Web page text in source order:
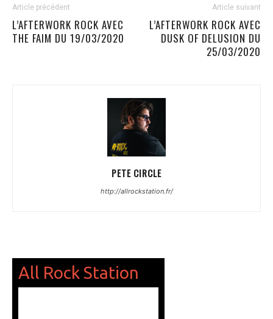
Article précédent
L’AFTERWORK ROCK AVEC
THE FAIM DU 19/03/2020
Article suivant
L’AFTERWORK ROCK AVEC
DUSK OF DELUSION DU
25/03/2020
PETE CIRCLE
http://allrockstation.fr/